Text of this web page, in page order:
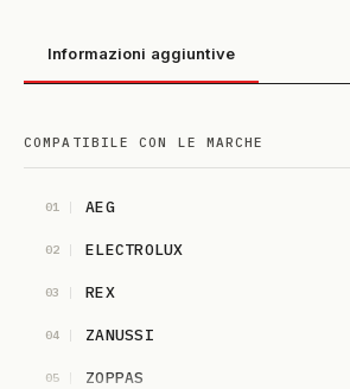
Informazioni aggiuntive
COMPATIBILE CON LE MARCHE
01 AEG
02 ELECTROLUX
03 REX
04 ZANUSSI
05 ZOPPAS